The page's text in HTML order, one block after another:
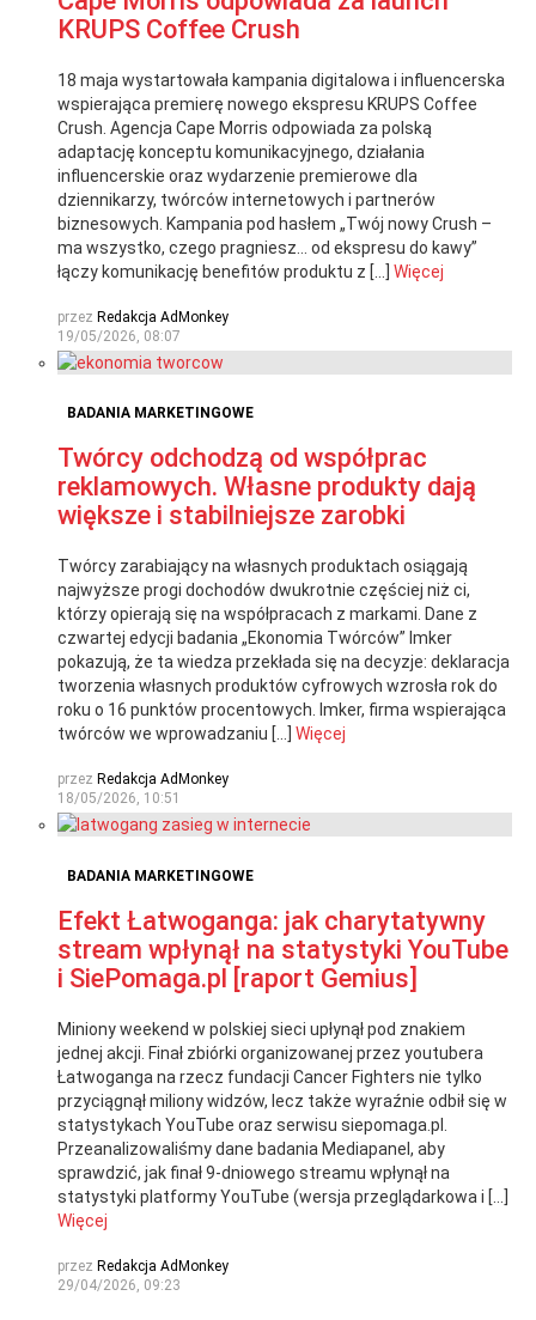
KRUPS Coffee Crush
18 maja wystartowała kampania digitalowa i influencerska
wspierająca premierę nowego ekspresu KRUPS Coffee
Crush. Agencja Cape Morris odpowiada za polską
adaptację konceptu komunikacyjnego, działania
influencerskie oraz wydarzenie premierowe dla
dziennikarzy, twórców internetowych i partnerów
biznesowych. Kampania pod hasłem „Twój nowy Crush –
ma wszystko, czego pragniesz… od ekspresu do kawy”
łączy komunikację benefitów produktu z […] Więcej
przez Redakcja AdMonkey
19/05/2026, 08:07
BADANIA MARKETINGOWE
Twórcy odchodzą od współprac
reklamowych. Własne produkty dają
większe i stabilniejsze zarobki
Twórcy zarabiający na własnych produktach osiągają
najwyższe progi dochodów dwukrotnie częściej niż ci,
którzy opierają się na współpracach z markami. Dane z
czwartej edycji badania „Ekonomia Twórców” Imker
pokazują, że ta wiedza przekłada się na decyzje: deklaracja
tworzenia własnych produktów cyfrowych wzrosła rok do
roku o 16 punktów procentowych. Imker, firma wspierająca
twórców we wprowadzaniu […] Więcej
przez Redakcja AdMonkey
18/05/2026, 10:51
BADANIA MARKETINGOWE
Efekt Łatwoganga: jak charytatywny
stream wpłynął na statystyki YouTube
i SiePomaga.pl [raport Gemius]
Miniony weekend w polskiej sieci upłynął pod znakiem
jednej akcji. Finał zbiórki organizowanej przez youtubera
Łatwoganga na rzecz fundacji Cancer Fighters nie tylko
przyciągnął miliony widzów, lecz także wyraźnie odbił się w
statystykach YouTube oraz serwisu siepomaga.pl.
Przeanalizowaliśmy dane badania Mediapanel, aby
sprawdzić, jak finał 9-dniowego streamu wpłynął na
statystyki platformy YouTube (wersja przeglądarkowa i […]
Więcej
przez Redakcja AdMonkey
29/04/2026, 09:23